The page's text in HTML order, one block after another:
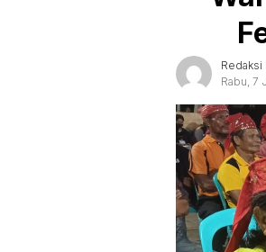
Redaksi
Rabu, 7